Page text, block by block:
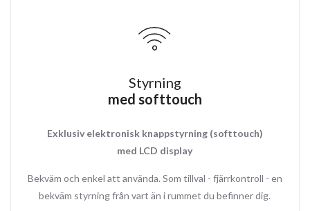
Styrning
med softtouch
Exklusiv elektronisk knappstyrning (softtouch)
med LCD display
Bekväm och enkel att använda. Som tillval - fjärrkontroll - en
bekväm styrning från vart än i rummet du befinner dig.